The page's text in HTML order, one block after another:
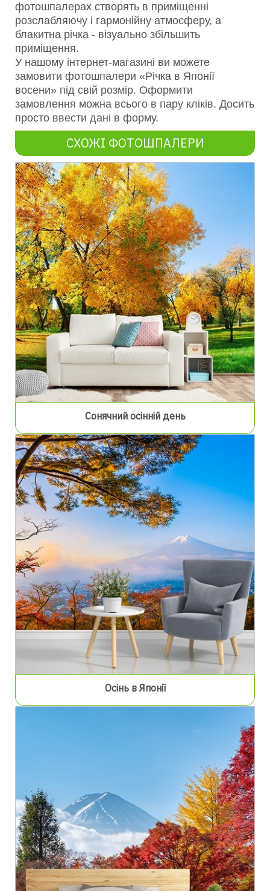
фотошпалерах створять в приміщенні
розслабляючу і гармонійну атмосферу, а
блакитна річка - візуально збільшить
приміщення.
У нашому інтернет-магазині ви можете
замовити фотошпалери «Річка в Японії
восени» під свій розмір. Оформити
замовлення можна всього в пару кліків. Досить
просто ввести дані в форму.
СХОЖІ ФОТОШПАЛЕРИ
Сонячний осінній день
Осінь в Японії